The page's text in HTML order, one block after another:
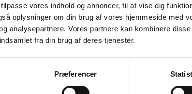
vores indhold og annoncer, til at vise dig
oplysninger om din brug af vores hjemmeside med
analysepartnere. Vores partnere kan kombinere
fra din brug af deres tjenester.
Præferencer